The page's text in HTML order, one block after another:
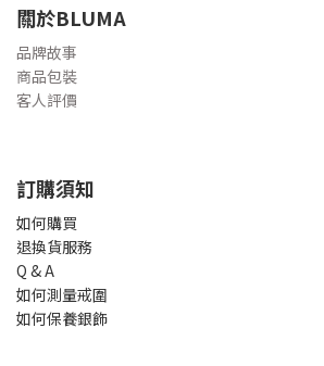
關於BLUMA
品牌故事
商品包裝
客人評價
訂購須知
如何購買
退換貨服務
Q & A
如何測量戒圍
如何保養銀飾